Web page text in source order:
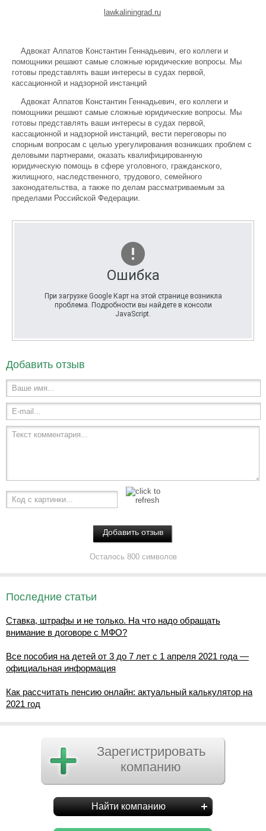
lawkaliningrad.ru
Адвокат Алпатов Константин Геннадьевич, его коллеги и
помощники решают самые сложные юридические вопросы. Мы
готовы представлять ваши интересы в судах первой,
кассационной и надзорной инстанций
Адвокат Алпатов Константин Геннадьевич, его коллеги и
помощники решают самые сложные юридические вопросы. Мы
готовы представлять ваши интересы в судах первой,
кассационной и надзорной инстанций, вести переговоры по
спорным вопросам с целью урегулирования возникших проблем с
деловыми партнерами, оказать квалифицированную
юридическую помощь в сфере уголовного, гражданского,
жилищного, наследственного, трудового, семейного
законодательства, а также по делам рассматриваемым за
пределами Российской Федерации.
Ошибка
При загрузке Google Карт на этой странице возникла
проблема. Подробности вы найдете в консоли
JavaScript.
Добавить отзыв
Ваше имя...
E-mail...
Текст комментария...
Код с картинки...
Осталось 800 символов
Последние статьи
Ставка, штрафы и не только. На что надо обращать
внимание в договоре с МФО?
Все пособия на детей от 3 до 7 лет с 1 апреля 2021 года —
официальная информация
Как рассчитать пенсию онлайн: актуальный калькулятор на
2021 год
Зарегистрировать
компанию
Найти компанию